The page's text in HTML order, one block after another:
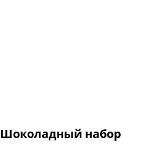
Шоколадный набор